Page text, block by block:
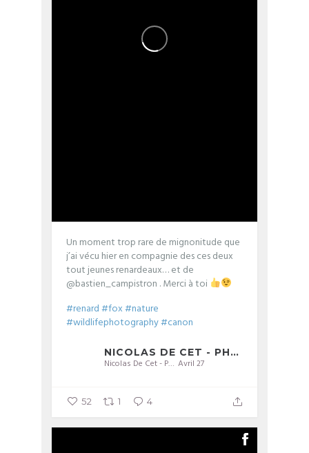
Un moment trop rare de mignonitude que
j’ai vécu hier en compagnie des ces deux
tout jeunes renardeaux… et de
@bastien_campistron . Merci à toi
#renard#fox#nature
#wildlifephotography#canon
NICOLAS DE CET - PHOTOGRAPHIE
Nicolas De Cet - Photographie Avril 27
52 1 4